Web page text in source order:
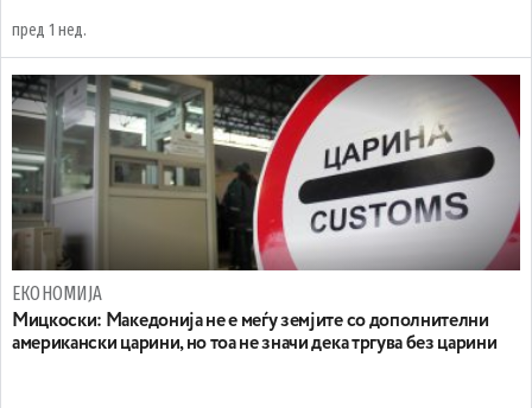
пред 1 нед.
ЕКОНОМИЈА
Мицкоски: Македонија не е меѓу земјите со дополнителни
американски царини, но тоа не значи дека тргува без царини